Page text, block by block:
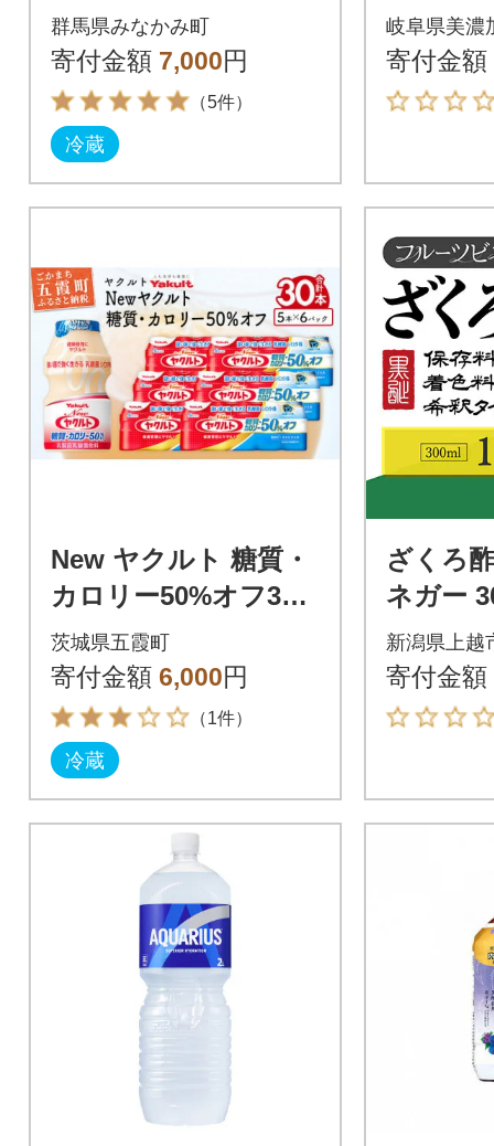
り
群馬県みなかみ町
寄付金額 7,000円
（5件）
冷蔵
ラフト
プ
岐阜県美濃
寄付金額
New ヤクルト 糖質・
カロリー50%オフ30
本セット
茨城県五霞町
寄付金額 6,000円
（1件）
冷蔵
ざくろ
ネガー
新潟県上越
寄付金額